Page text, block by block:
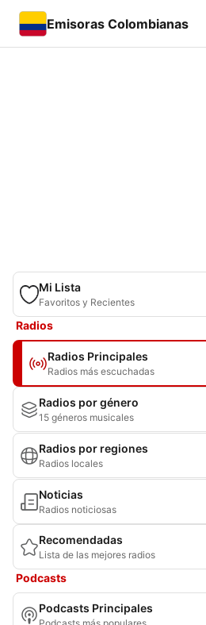
Emisoras Colombianas
Mi Lista
Favoritos y Recientes
Radios
Radios Principales
Radios más escuchadas
Radios por género
15 géneros musicales
Radios por regiones
Radios locales
Noticias
Radios noticiosas
Recomendadas
Lista de las mejores radios
Podcasts
Podcasts Principales